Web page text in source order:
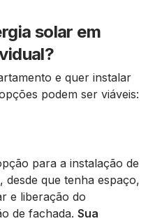
solar em
e quer instalar
podem ser viáveis:
para a instalação de
desde que tenha espaço,
e liberação do
de fachada. Sua